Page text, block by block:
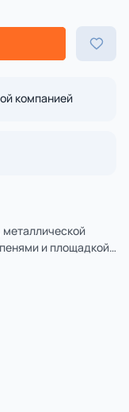
компанией
металлической
и площадкой